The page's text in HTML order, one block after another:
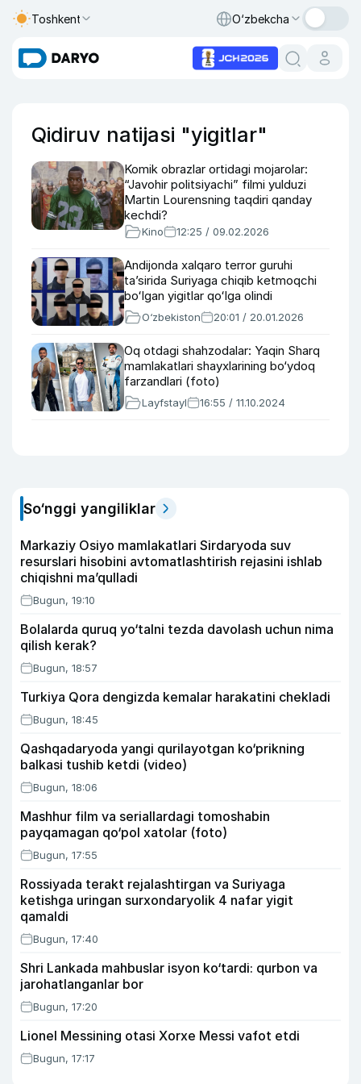
Toshkent O‘zbekcha
Qidiruv natijasi "yigitlar"
Komik obrazlar ortidagi mojarolar:
“Javohir politsiyachi” filmi yulduzi
Martin Lourensning taqdiri qanday
kechdi?
Kino 12:25 / 09.02.2026
Andijonda xalqaro terror guruhi
taʼsirida Suriyaga chiqib ketmoqchi
boʻlgan yigitlar qoʻlga olindi
O‘zbekiston 20:01 / 20.01.2026
Oq otdagi shahzodalar: Yaqin Sharq
mamlakatlari shayxlarining bo‘ydoq
farzandlari (foto)
Layfstayl 16:55 / 11.10.2024
So‘nggi yangiliklar
Markaziy Osiyo mamlakatlari Sirdaryoda suv
resurslari hisobini avtomatlashtirish rejasini ishlab
chiqishni ma’qulladi
Bugun, 19:10
Bolalarda quruq yo‘talni tezda davolash uchun nima
qilish kerak?
Bugun, 18:57
Turkiya Qora dengizda kemalar harakatini chekladi
Bugun, 18:45
Qashqadaryoda yangi qurilayotgan ko‘prikning
balkasi tushib ketdi (video)
Bugun, 18:06
Mashhur film va seriallardagi tomoshabin
payqamagan qo‘pol xatolar (foto)
Bugun, 17:55
Rossiyada terakt rejalashtirgan va Suriyaga
ketishga uringan surxondaryolik 4 nafar yigit
qamaldi
Bugun, 17:40
Shri Lankada mahbuslar isyon ko‘tardi: qurbon va
jarohatlanganlar bor
Bugun, 17:20
Lionel Messining otasi Xorxe Messi vafot etdi
Bugun, 17:17